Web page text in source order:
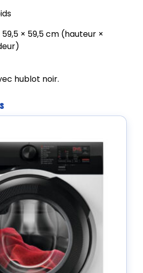
× 59,5 cm (hauteur ×
hublot noir.